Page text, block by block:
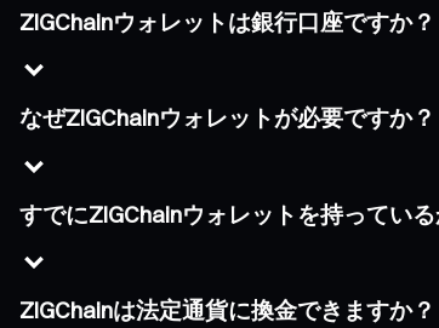
ZIGChainウォレットは銀行口座ですか？
なぜZIGChainウォレットが必要ですか？
すでにZIGChainウォレットを持ってい
ZIGChainは法定通貨に換金できますか？